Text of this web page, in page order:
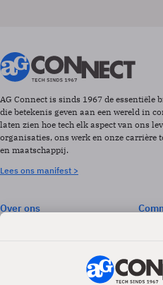
AG Connect is sinds 1967 de essentiële
die betekenis geven aan een wereld in
laten zien hoe tech elk aspect van ons
organisaties, ons werk en onze carrière
en maatschappij.
Lees ons manifest >
Over ons